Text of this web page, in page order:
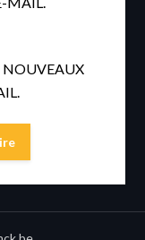
NOUVEAUX